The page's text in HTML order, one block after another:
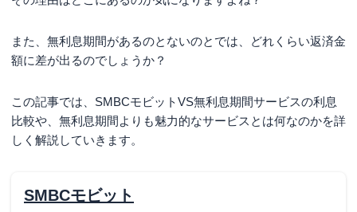
また、無利息期間があるのとないのとでは、どれくらい返済金
額に差が出るのでしょうか？
この記事では、SMBCモビットVS無利息期間サービスの利息
比較や、無利息期間よりも魅力的なサービスとは何なのかを詳
しく解説していきます。
SMBCモビット